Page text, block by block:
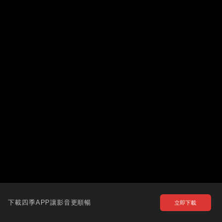
下載四季APP讓影音更順暢 立即下載